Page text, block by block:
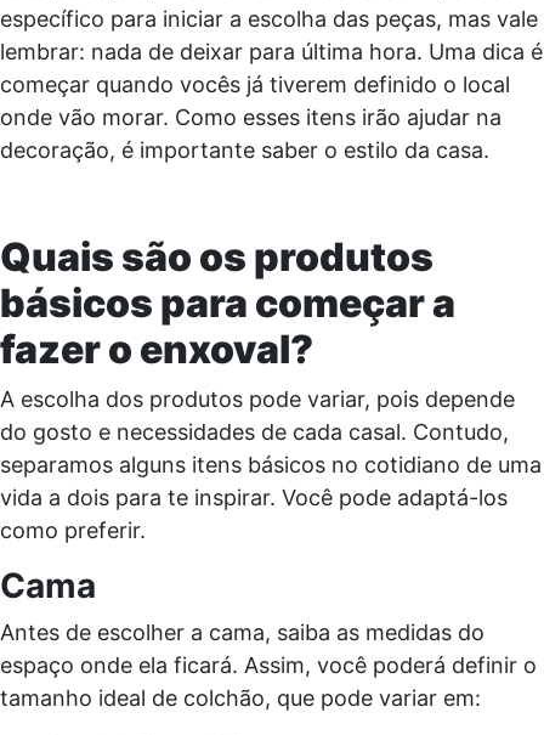
específico para iniciar a escolha das peças, mas vale
lembrar: nada de deixar para última hora. Uma dica é
começar quando vocês já tiverem definido o local
onde vão morar. Como esses itens irão ajudar na
decoração, é importante saber o estilo da casa.
Quais são os produtos
básicos para começar a
fazer o enxoval?
A escolha dos produtos pode variar, pois depende
do gosto e necessidades de cada casal. Contudo,
separamos alguns itens básicos no cotidiano de uma
vida a dois para te inspirar. Você pode adaptá-los
como preferir.
Cama
Antes de escolher a cama, saiba as medidas do
espaço onde ela ficará. Assim, você poderá definir o
tamanho ideal de colchão, que pode variar em: